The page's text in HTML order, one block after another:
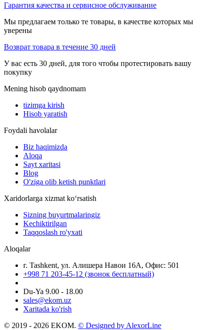
Гарантия качества и сервисное обслуживание
Мы предлагаем только те товары, в качестве которых мы
уверены
Возврат товара в течение 30 дней
У вас есть 30 дней, для того чтобы протестировать вашу
покупку
Mening hisob qaydnomam
tizimga kirish
Hisob yaratish
Foydali havolalar
Biz haqimizda
Aloqa
Sayt xaritasi
Blog
O'ziga olib ketish punktlari
Xaridorlarga xizmat ko‘rsatish
Sizning buyurtmalaringiz
Kechiktirilgan
Taqqoslash ro'yxati
Aloqalar
г. Tashkent, ул. Алишера Навои 16А, Офис: 501
+998 71 203-45-12 (звонок бесплатный)
Du-Ya 9.00 - 18.00
sales@ekom.uz
Xaritada ko'rish
© 2019 - 2026 EKOM. © Designed by AlexorLine